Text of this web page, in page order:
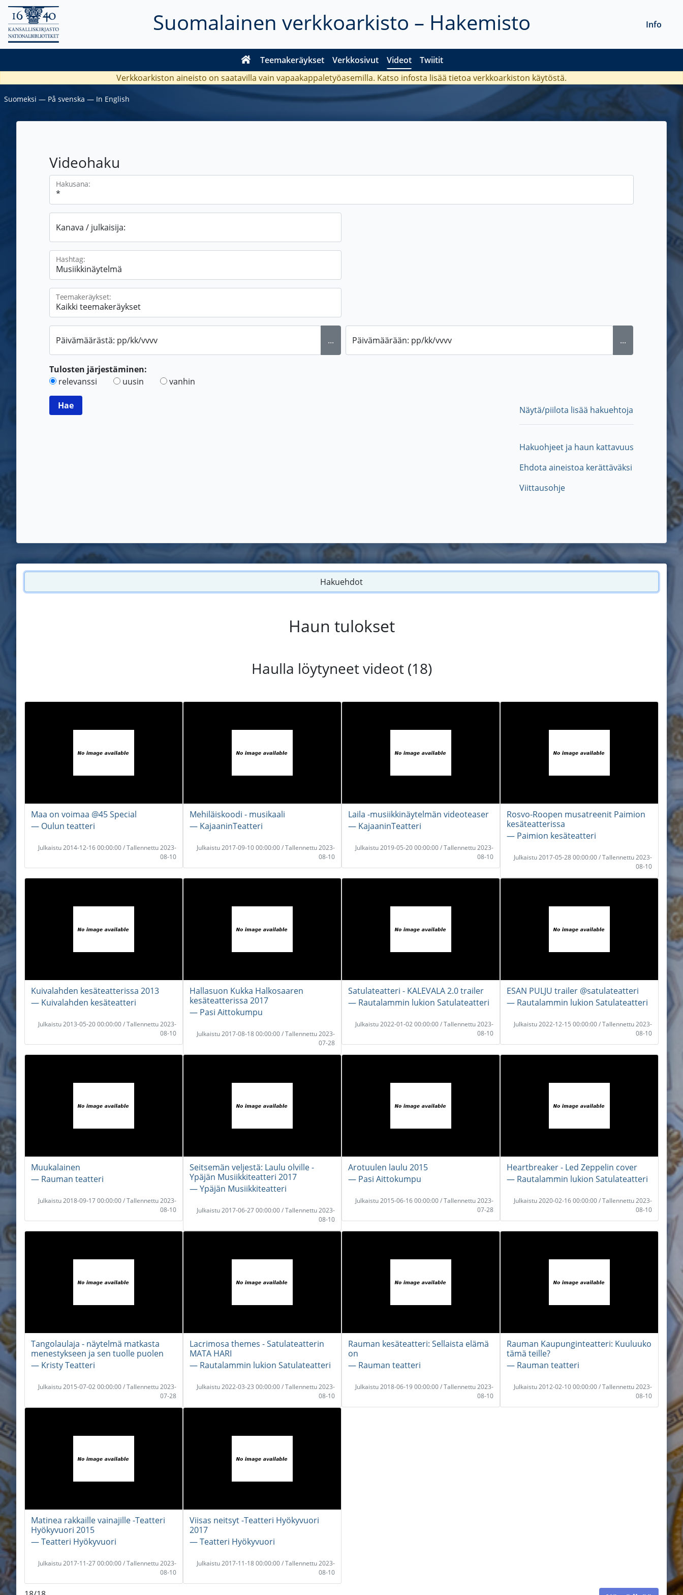
Suomalainen verkkoarkisto – Hakemisto
Teemakeräykset Verkkosivut Videot Twiitit
Info
Verkkoarkiston aineisto on saatavilla vain vapaakappaletyöasemilla. Katso infosta lisää tietoa verkkoarkiston käytöstä.
Suomeksi ― På svenska ― In English
Videohaku
Hakusana:
Kanava / julkaisija:
Hashtag:
Teemakeräykset:
Päivämäärästä: pp/kk/vvvv ... Päivämäärään: pp/kk/vvvv ...
Tulosten järjestäminen:
relevanssi
uusin vanhin
Näytä/piilota lisää hakuehtoja
Hakuohjeet ja haun kattavuus
Ehdota aineistoa kerättäväksi
Viittausohje
Hakuehdot
Haun tulokset
Haulla löytyneet videot (18)
Maa on voimaa @45 Special
― Oulun teatteri
Julkaistu 2014-12-16 00:00:00 / Tallennettu 2023-
08-10
Mehiläiskoodi - musikaali
― KajaaninTeatteri
Julkaistu 2017-09-10 00:00:00 / Tallennettu 2023-
08-10
Laila -musiikkinäytelmän videoteaser
― KajaaninTeatteri
Julkaistu 2019-05-20 00:00:00 / Tallennettu 2023-
08-10
Rosvo-Roopen musatreenit Paimion
kesäteatterissa
― Paimion kesäteatteri
Julkaistu 2017-05-28 00:00:00 / Tallennettu 2023-
08-10
Kuivalahden kesäteatterissa 2013
― Kuivalahden kesäteatteri
Julkaistu 2013-05-20 00:00:00 / Tallennettu 2023-
08-10
Hallasuon Kukka Halkosaaren
kesäteatterissa 2017
― Pasi Aittokumpu
Julkaistu 2017-08-18 00:00:00 / Tallennettu 2023-
07-28
Satulateatteri - KALEVALA 2.0 trailer
― Rautalammin lukion Satulateatteri
Julkaistu 2022-01-02 00:00:00 / Tallennettu 2023-
08-10
ESAN PULJU trailer @satulateatteri
― Rautalammin lukion Satulateatteri
Julkaistu 2022-12-15 00:00:00 / Tallennettu 2023-
08-10
Muukalainen
― Rauman teatteri
Julkaistu 2018-09-17 00:00:00 / Tallennettu 2023-
08-10
Seitsemän veljestä: Laulu olville -
Ypäjän Musiikkiteatteri 2017
― Ypäjän Musiikkiteatteri
Julkaistu 2017-06-27 00:00:00 / Tallennettu 2023-
08-10
Arotuulen laulu 2015
― Pasi Aittokumpu
Julkaistu 2015-06-16 00:00:00 / Tallennettu 2023-
07-28
Heartbreaker - Led Zeppelin cover
― Rautalammin lukion Satulateatteri
Julkaistu 2020-02-16 00:00:00 / Tallennettu 2023-
08-10
Tangolaulaja - näytelmä matkasta
menestykseen ja sen tuolle puolen
― Kristy Teatteri
Julkaistu 2015-07-02 00:00:00 / Tallennettu 2023-
07-28
Lacrimosa themes - Satulateatterin
MATA HARI
― Rautalammin lukion Satulateatteri
Julkaistu 2022-03-23 00:00:00 / Tallennettu 2023-
08-10
Rauman kesäteatteri: Sellaista elämä
on
― Rauman teatteri
Julkaistu 2018-06-19 00:00:00 / Tallennettu 2023-
08-10
Rauman Kaupunginteatteri: Kuuluuko
tämä teille?
― Rauman teatteri
Julkaistu 2012-02-10 00:00:00 / Tallennettu 2023-
08-10
Matinea rakkaille vainajille -Teatteri
Hyökyvuori 2015
― Teatteri Hyökyvuori
Julkaistu 2017-11-27 00:00:00 / Tallennettu 2023-
08-10
Viisas neitsyt -Teatteri Hyökyvuori
2017
― Teatteri Hyökyvuori
Julkaistu 2017-11-18 00:00:00 / Tallennettu 2023-
08-10